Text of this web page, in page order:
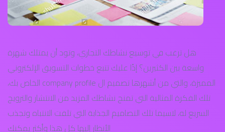
هل ترغب في توسيع نشاطك التجاري، وتود أن يمتلك شهرة
واسعة بين الكثيرين؟ إذًا عليك تتبع خطوات التسويق الإلكتروني
المميزة، والتي من أشهرها تصميم ال company profile الخاص بك،
تلك الفكرة المثالية التي تمنح نشاطك المزيد من الانتشار والترويج
السريع له، لاسيما تلك التصاميم الجذابة التي تلفت الانتباه وتجذب
الأنظار إليها كل هذا وأكثر يمكنك